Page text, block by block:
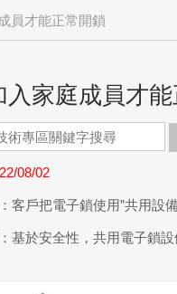
員才能正常開鎖
入家庭成員才
08/02
客戶把電子鎖使用”共用設
基於安全性，共用電子鎖